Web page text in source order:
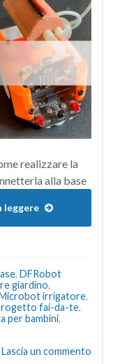
realizzare la
alla base
leggere
, DFRobot
giardino,
irrigatore,
fai-da-te,
per bambini,
Lascia un commento